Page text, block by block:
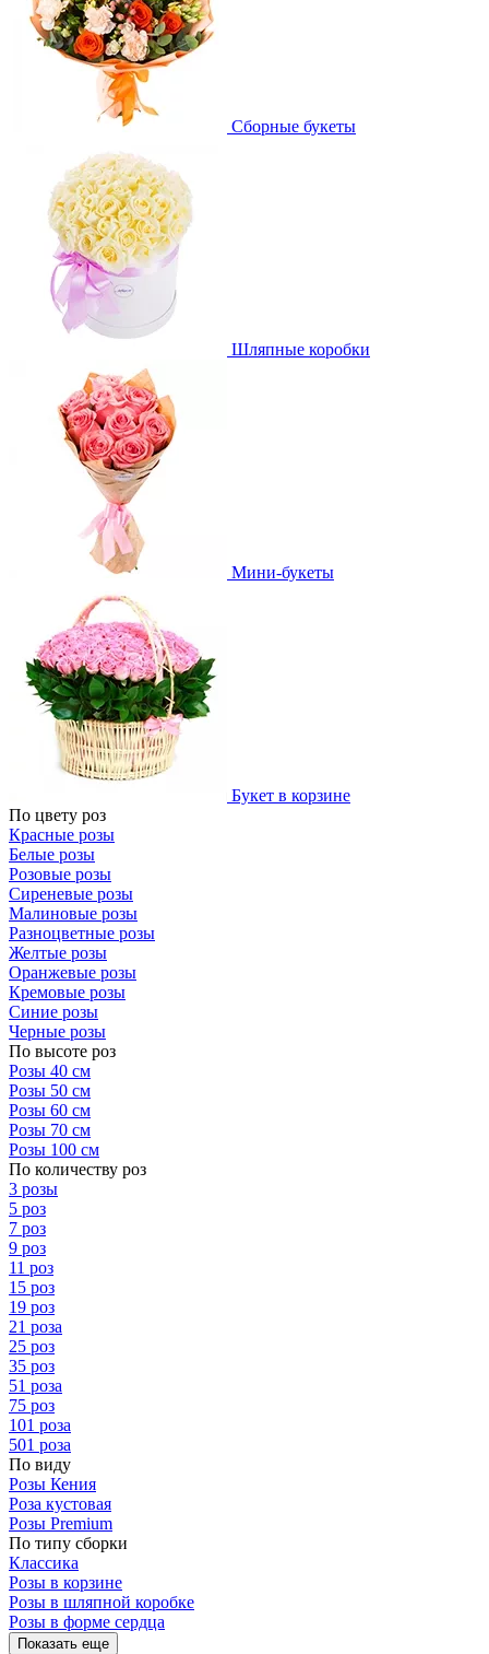
Сборные букеты
Шляпные коробки
Мини-букеты
Букет в корзине
По цвету роз
Красные розы
Белые розы
Розовые розы
Сиреневые розы
Малиновые розы
Разноцветные розы
Желтые розы
Оранжевые розы
Кремовые розы
Синие розы
Черные розы
По высоте роз
Розы 40 см
Розы 50 см
Розы 60 см
Розы 70 см
Розы 100 см
По количеству роз
3 розы
5 роз
7 роз
9 роз
11 роз
15 роз
19 роз
21 роза
25 роз
35 роз
51 роза
75 роз
101 роза
501 роза
По виду
Розы Кения
Роза кустовая
Розы Premium
По типу сборки
Классика
Розы в корзине
Розы в шляпной коробке
Розы в форме сердца
Показать еще